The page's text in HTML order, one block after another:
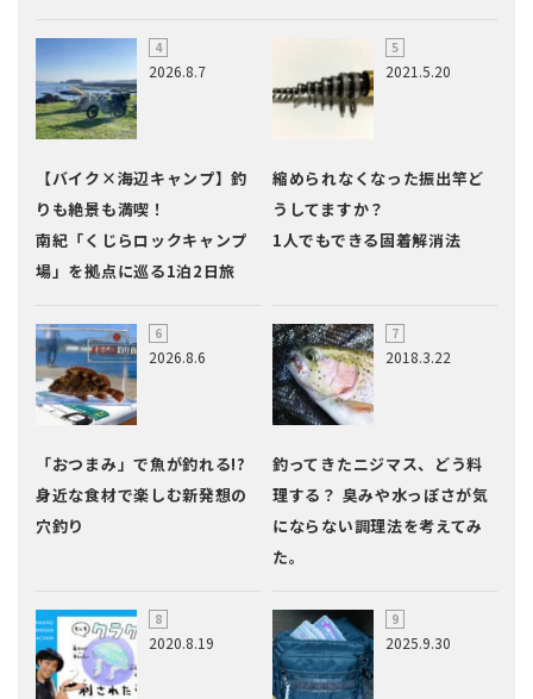
2026.8.7
【バイク×海辺キャンプ】釣
りも絶景も満喫！
南紀「くじらロックキャンプ
場」を拠点に巡る1泊2日旅
2021.5.20
縮められなくなった振出竿ど
うしてますか？
1人でもできる固着解消法
2026.8.6
「おつまみ」で魚が釣れる!?
身近な食材で楽しむ新発想の
穴釣り
2018.3.22
釣ってきたニジマス、どう料
理する？ 臭みや水っぽさが気
にならない調理法を考えてみ
た。
2020.8.19 2025.9.30